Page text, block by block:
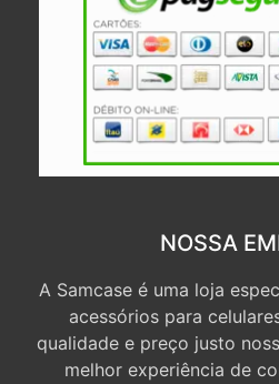
NOSSA
A Samcase é uma loja
acessórios para
qualidade e preço justo
melhor experiência de